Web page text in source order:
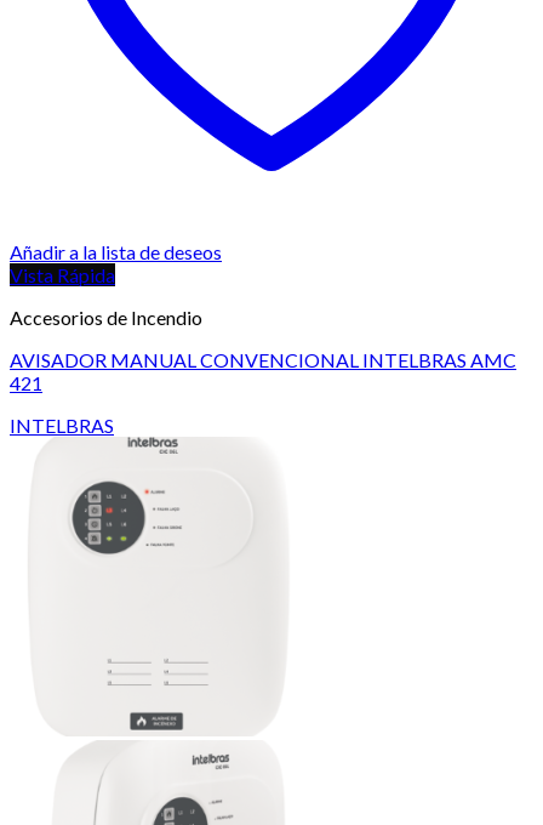
Añadir a la lista de deseos
Vista Rápida
Accesorios de Incendio
AVISADOR MANUAL CONVENCIONAL INTELBRAS AMC
421
INTELBRAS